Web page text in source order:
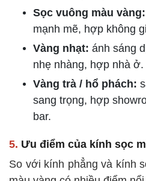
Sọc vuông màu vàng:
mạnh mẽ, hợp không
Vàng nhạt: ánh sáng
nhẹ nhàng, hợp nhà ở.
Vàng trà / hổ phách:
sang trọng, hợp
bar.
5. Ưu điểm của kính sọc
So với kính phẳng và kính